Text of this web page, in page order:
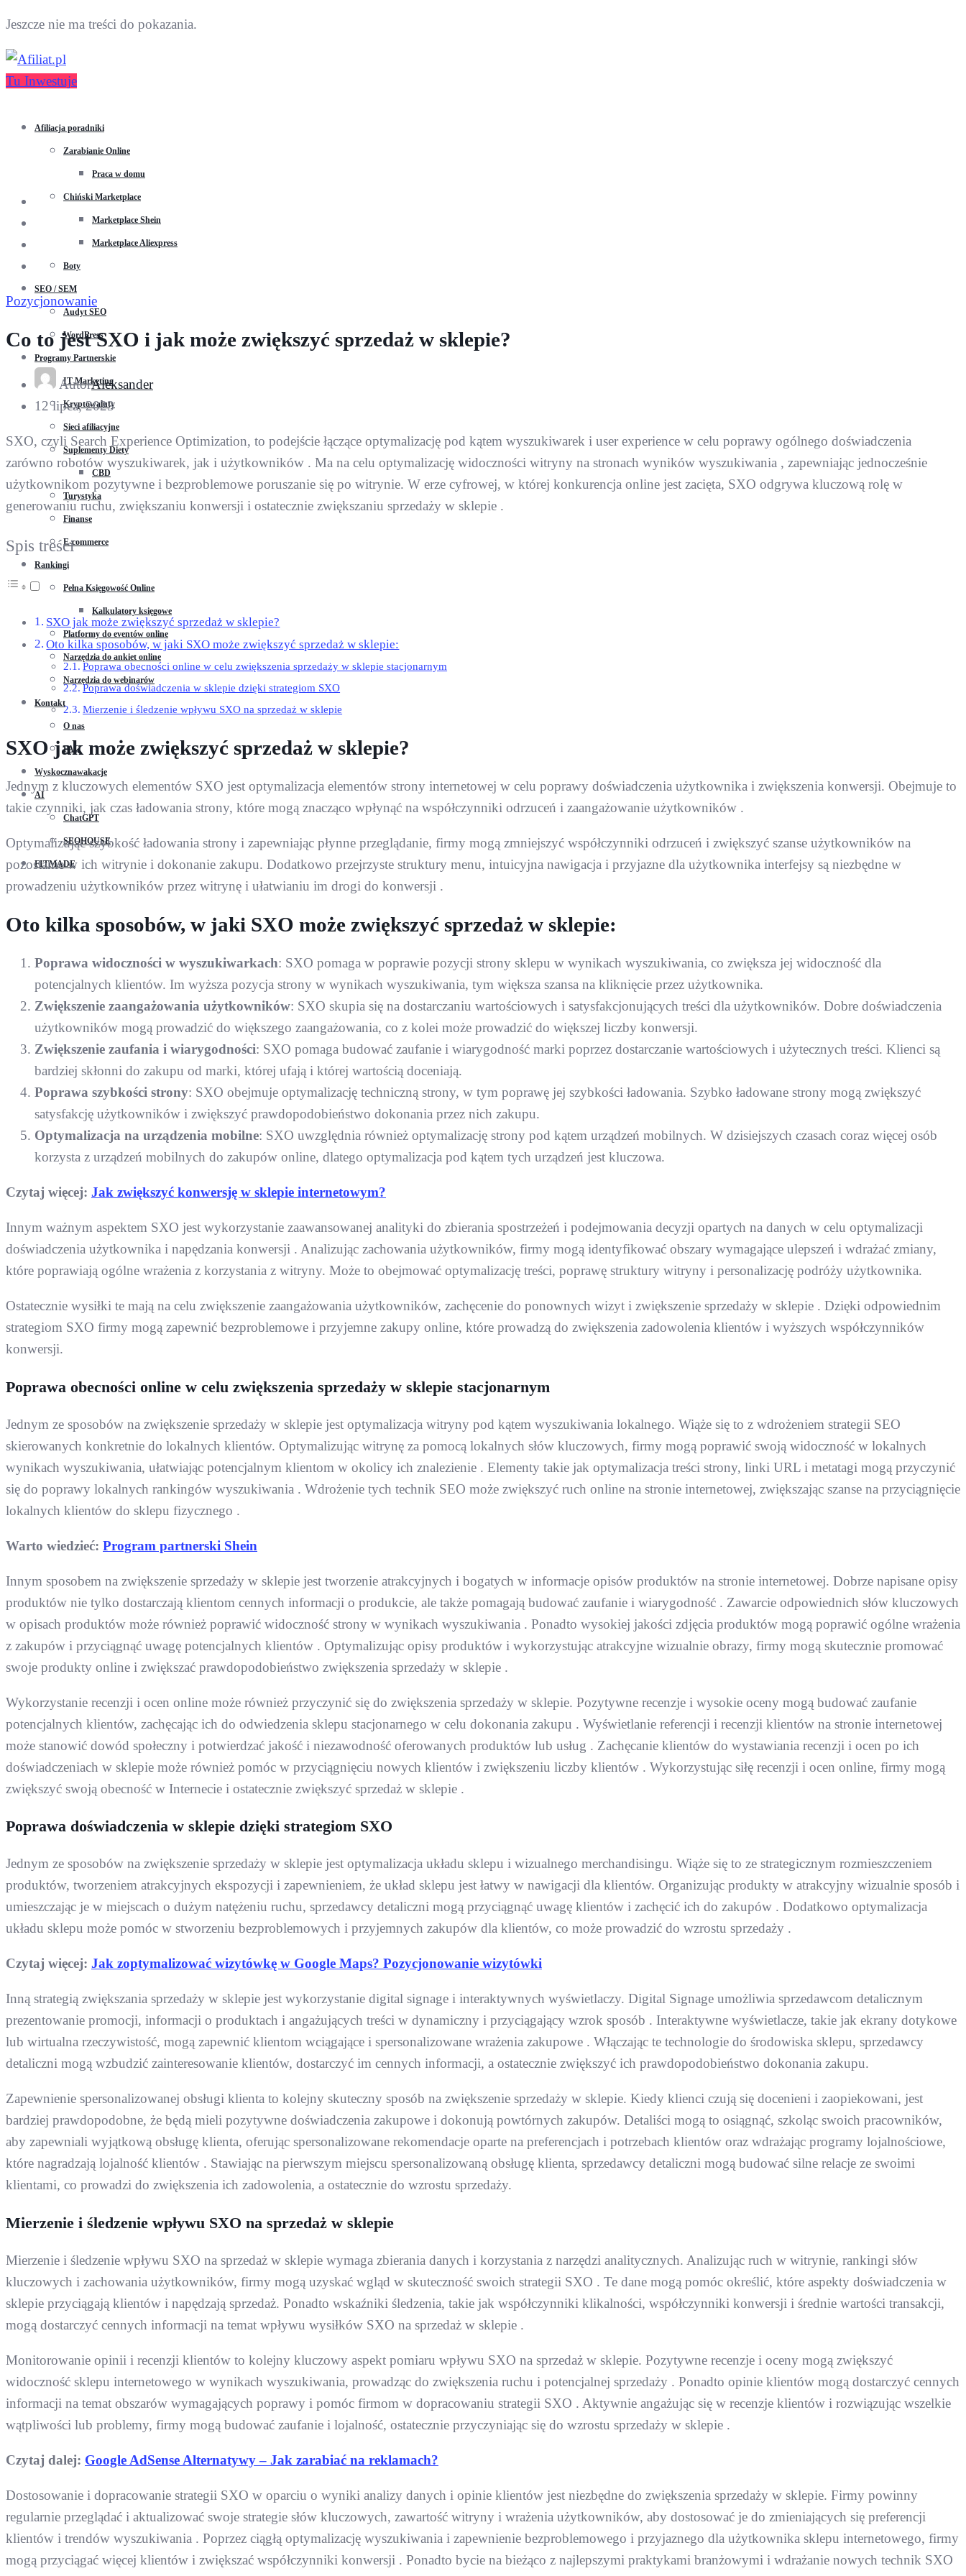
Jeszcze nie ma treści do pokazania.
Tu Inwestuje
Afiliacja poradniki
Zarabianie Online
Praca w domu
Chiński Marketplace
Marketplace Shein
Marketplace Aliexpress
Boty
SEO / SEM
Audyt SEO
WordPress
Programy Partnerskie
IT Marketing
Kryptowaluty
Sieci afiliacyjne
Suplementy Diety
CBD
Turystyka
Finanse
E-commerce
Rankingi
Pełna Księgowość Online
Kalkulatory księgowe
Platformy do eventów online
Narzędzia do ankiet online
Narzędzia do webinarów
Kontakt
O nas
FAQ
Wyskocznawakacje
AI
ChatGPT
SEOHOUSE
FITMADE
Pozycjonowanie
Co to jest SXO i jak może zwiększyć sprzedaż w sklepie?
AutorAleksander
12 lipca, 2023
SXO, czyli Search Experience Optimization, to podejście łączące optymalizację pod kątem wyszukiwarek i user experience w celu poprawy ogólnego doświadczenia
zarówno robotów wyszukiwarek, jak i użytkowników . Ma na celu optymalizację widoczności witryny na stronach wyników wyszukiwania , zapewniając jednocześnie
użytkownikom pozytywne i bezproblemowe poruszanie się po witrynie. W erze cyfrowej, w której konkurencja online jest zacięta, SXO odgrywa kluczową rolę w
generowaniu ruchu, zwiększaniu konwersji i ostatecznie zwiększaniu sprzedaży w sklepie .
Spis treści
SXO jak może zwiększyć sprzedaż w sklepie?
Oto kilka sposobów, w jaki SXO może zwiększyć sprzedaż w sklepie:
Poprawa obecności online w celu zwiększenia sprzedaży w sklepie stacjonarnym
Poprawa doświadczenia w sklepie dzięki strategiom SXO
Mierzenie i śledzenie wpływu SXO na sprzedaż w sklepie
SXO jak może zwiększyć sprzedaż w sklepie?
Jednym z kluczowych elementów SXO jest optymalizacja elementów strony internetowej w celu poprawy doświadczenia użytkownika i zwiększenia konwersji. Obejmuje to
takie czynniki, jak czas ładowania strony, które mogą znacząco wpłynąć na współczynniki odrzuceń i zaangażowanie użytkowników .
Optymalizując szybkość ładowania strony i zapewniając płynne przeglądanie, firmy mogą zmniejszyć współczynniki odrzuceń i zwiększyć szanse użytkowników na
pozostanie w ich witrynie i dokonanie zakupu. Dodatkowo przejrzyste struktury menu, intuicyjna nawigacja i przyjazne dla użytkownika interfejsy są niezbędne w
prowadzeniu użytkowników przez witrynę i ułatwianiu im drogi do konwersji .
Oto kilka sposobów, w jaki SXO może zwiększyć sprzedaż w sklepie:
Poprawa widoczności w wyszukiwarkach: SXO pomaga w poprawie pozycji strony sklepu w wynikach wyszukiwania, co zwiększa jej widoczność dla
potencjalnych klientów. Im wyższa pozycja strony w wynikach wyszukiwania, tym większa szansa na kliknięcie przez użytkownika.
Zwiększenie zaangażowania użytkowników: SXO skupia się na dostarczaniu wartościowych i satysfakcjonujących treści dla użytkowników. Dobre doświadczenia
użytkowników mogą prowadzić do większego zaangażowania, co z kolei może prowadzić do większej liczby konwersji.
Zwiększenie zaufania i wiarygodności: SXO pomaga budować zaufanie i wiarygodność marki poprzez dostarczanie wartościowych i użytecznych treści. Klienci są
bardziej skłonni do zakupu od marki, której ufają i której wartością doceniają.
Poprawa szybkości strony: SXO obejmuje optymalizację techniczną strony, w tym poprawę jej szybkości ładowania. Szybko ładowane strony mogą zwiększyć
satysfakcję użytkowników i zwiększyć prawdopodobieństwo dokonania przez nich zakupu.
Optymalizacja na urządzenia mobilne: SXO uwzględnia również optymalizację strony pod kątem urządzeń mobilnych. W dzisiejszych czasach coraz więcej osób
korzysta z urządzeń mobilnych do zakupów online, dlatego optymalizacja pod kątem tych urządzeń jest kluczowa.
Czytaj więcej: Jak zwiększyć konwersję w sklepie internetowym?
Innym ważnym aspektem SXO jest wykorzystanie zaawansowanej analityki do zbierania spostrzeżeń i podejmowania decyzji opartych na danych w celu optymalizacji
doświadczenia użytkownika i napędzania konwersji . Analizując zachowania użytkowników, firmy mogą identyfikować obszary wymagające ulepszeń i wdrażać zmiany,
które poprawiają ogólne wrażenia z korzystania z witryny. Może to obejmować optymalizację treści, poprawę struktury witryny i personalizację podróży użytkownika.
Ostatecznie wysiłki te mają na celu zwiększenie zaangażowania użytkowników, zachęcenie do ponownych wizyt i zwiększenie sprzedaży w sklepie . Dzięki odpowiednim
strategiom SXO firmy mogą zapewnić bezproblemowe i przyjemne zakupy online, które prowadzą do zwiększenia zadowolenia klientów i wyższych współczynników
konwersji.
Poprawa obecności online w celu zwiększenia sprzedaży w sklepie stacjonarnym
Jednym ze sposobów na zwiększenie sprzedaży w sklepie jest optymalizacja witryny pod kątem wyszukiwania lokalnego. Wiąże się to z wdrożeniem strategii SEO
skierowanych konkretnie do lokalnych klientów. Optymalizując witrynę za pomocą lokalnych słów kluczowych, firmy mogą poprawić swoją widoczność w lokalnych
wynikach wyszukiwania, ułatwiając potencjalnym klientom w okolicy ich znalezienie . Elementy takie jak optymalizacja treści strony, linki URL i metatagi mogą przyczynić
się do poprawy lokalnych rankingów wyszukiwania . Wdrożenie tych technik SEO może zwiększyć ruch online na stronie internetowej, zwiększając szanse na przyciągnięcie
lokalnych klientów do sklepu fizycznego .
Warto wiedzieć: Program partnerski Shein
Innym sposobem na zwiększenie sprzedaży w sklepie jest tworzenie atrakcyjnych i bogatych w informacje opisów produktów na stronie internetowej. Dobrze napisane opisy
produktów nie tylko dostarczają klientom cennych informacji o produkcie, ale także pomagają budować zaufanie i wiarygodność . Zawarcie odpowiednich słów kluczowych
w opisach produktów może również poprawić widoczność strony w wynikach wyszukiwania . Ponadto wysokiej jakości zdjęcia produktów mogą poprawić ogólne wrażenia
z zakupów i przyciągnąć uwagę potencjalnych klientów . Optymalizując opisy produktów i wykorzystując atrakcyjne wizualnie obrazy, firmy mogą skutecznie promować
swoje produkty online i zwiększać prawdopodobieństwo zwiększenia sprzedaży w sklepie .
Wykorzystanie recenzji i ocen online może również przyczynić się do zwiększenia sprzedaży w sklepie. Pozytywne recenzje i wysokie oceny mogą budować zaufanie
potencjalnych klientów, zachęcając ich do odwiedzenia sklepu stacjonarnego w celu dokonania zakupu . Wyświetlanie referencji i recenzji klientów na stronie internetowej
może stanowić dowód społeczny i potwierdzać jakość i niezawodność oferowanych produktów lub usług . Zachęcanie klientów do wystawiania recenzji i ocen po ich
doświadczeniach w sklepie może również pomóc w przyciągnięciu nowych klientów i zwiększeniu liczby klientów . Wykorzystując siłę recenzji i ocen online, firmy mogą
zwiększyć swoją obecność w Internecie i ostatecznie zwiększyć sprzedaż w sklepie .
Poprawa doświadczenia w sklepie dzięki strategiom SXO
Jednym ze sposobów na zwiększenie sprzedaży w sklepie jest optymalizacja układu sklepu i wizualnego merchandisingu. Wiąże się to ze strategicznym rozmieszczeniem
produktów, tworzeniem atrakcyjnych ekspozycji i zapewnieniem, że układ sklepu jest łatwy w nawigacji dla klientów. Organizując produkty w atrakcyjny wizualnie sposób i
umieszczając je w miejscach o dużym natężeniu ruchu, sprzedawcy detaliczni mogą przyciągnąć uwagę klientów i zachęcić ich do zakupów . Dodatkowo optymalizacja
układu sklepu może pomóc w stworzeniu bezproblemowych i przyjemnych zakupów dla klientów, co może prowadzić do wzrostu sprzedaży .
Czytaj więcej: Jak zoptymalizować wizytówkę w Google Maps? Pozycjonowanie wizytówki
Inną strategią zwiększania sprzedaży w sklepie jest wykorzystanie digital signage i interaktywnych wyświetlaczy. Digital Signage umożliwia sprzedawcom detalicznym
prezentowanie promocji, informacji o produktach i angażujących treści w dynamiczny i przyciągający wzrok sposób . Interaktywne wyświetlacze, takie jak ekrany dotykowe
lub wirtualna rzeczywistość, mogą zapewnić klientom wciągające i spersonalizowane wrażenia zakupowe . Włączając te technologie do środowiska sklepu, sprzedawcy
detaliczni mogą wzbudzić zainteresowanie klientów, dostarczyć im cennych informacji, a ostatecznie zwiększyć ich prawdopodobieństwo dokonania zakupu.
Zapewnienie spersonalizowanej obsługi klienta to kolejny skuteczny sposób na zwiększenie sprzedaży w sklepie. Kiedy klienci czują się docenieni i zaopiekowani, jest
bardziej prawdopodobne, że będą mieli pozytywne doświadczenia zakupowe i dokonują powtórnych zakupów. Detaliści mogą to osiągnąć, szkoląc swoich pracowników,
aby zapewniali wyjątkową obsługę klienta, oferując spersonalizowane rekomendacje oparte na preferencjach i potrzebach klientów oraz wdrażając programy lojalnościowe,
które nagradzają lojalność klientów . Stawiając na pierwszym miejscu spersonalizowaną obsługę klienta, sprzedawcy detaliczni mogą budować silne relacje ze swoimi
klientami, co prowadzi do zwiększenia ich zadowolenia, a ostatecznie do wzrostu sprzedaży.
Mierzenie i śledzenie wpływu SXO na sprzedaż w sklepie
Mierzenie i śledzenie wpływu SXO na sprzedaż w sklepie wymaga zbierania danych i korzystania z narzędzi analitycznych. Analizując ruch w witrynie, rankingi słów
kluczowych i zachowania użytkowników, firmy mogą uzyskać wgląd w skuteczność swoich strategii SXO . Te dane mogą pomóc określić, które aspekty doświadczenia w
sklepie przyciągają klientów i napędzają sprzedaż. Ponadto wskaźniki śledzenia, takie jak współczynniki klikalności, współczynniki konwersji i średnie wartości transakcji,
mogą dostarczyć cennych informacji na temat wpływu wysiłków SXO na sprzedaż w sklepie .
Monitorowanie opinii i recenzji klientów to kolejny kluczowy aspekt pomiaru wpływu SXO na sprzedaż w sklepie. Pozytywne recenzje i oceny mogą zwiększyć
widoczność sklepu internetowego w wynikach wyszukiwania, prowadząc do zwiększenia ruchu i potencjalnej sprzedaży . Ponadto opinie klientów mogą dostarczyć cennych
informacji na temat obszarów wymagających poprawy i pomóc firmom w dopracowaniu strategii SXO . Aktywnie angażując się w recenzje klientów i rozwiązując wszelkie
wątpliwości lub problemy, firmy mogą budować zaufanie i lojalność, ostatecznie przyczyniając się do wzrostu sprzedaży w sklepie .
Czytaj dalej: Google AdSense Alternatywy – Jak zarabiać na reklamach?
Dostosowanie i dopracowanie strategii SXO w oparciu o wyniki analizy danych i opinie klientów jest niezbędne do zwiększenia sprzedaży w sklepie. Firmy powinny
regularnie przeglądać i aktualizować swoje strategie słów kluczowych, zawartość witryny i wrażenia użytkowników, aby dostosować je do zmieniających się preferencji
klientów i trendów wyszukiwania . Poprzez ciągłą optymalizację wyszukiwania i zapewnienie bezproblemowego i przyjaznego dla użytkownika sklepu internetowego, firmy
mogą przyciągać więcej klientów i zwiększać współczynniki konwersji . Ponadto bycie na bieżąco z najlepszymi praktykami branżowymi i wdrażanie nowych technik SXO